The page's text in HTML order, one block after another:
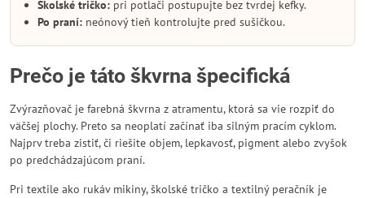
Školské tričko: pri potlači postupujte bez tvrdej kefky.
Po praní: neónový tieň kontrolujte pred sušičkou.
Prečo je táto škvrna špecifická
Zvýrazňovač je farebná škvrna z atramentu, ktorá sa vie rozpiť do
väčšej plochy. Preto sa neoplatí začínať iba silným pracím cyklom.
Najprv treba zistiť, či riešite objem, lepkavosť, pigment alebo zvyšok
po predchádzajúcom praní.
Pri textile ako rukáv mikiny, školské tričko a textilný peračník je